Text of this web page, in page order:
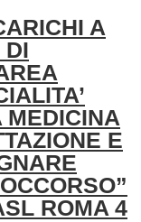
A
DI
MEDICINA
E
ROMA 4